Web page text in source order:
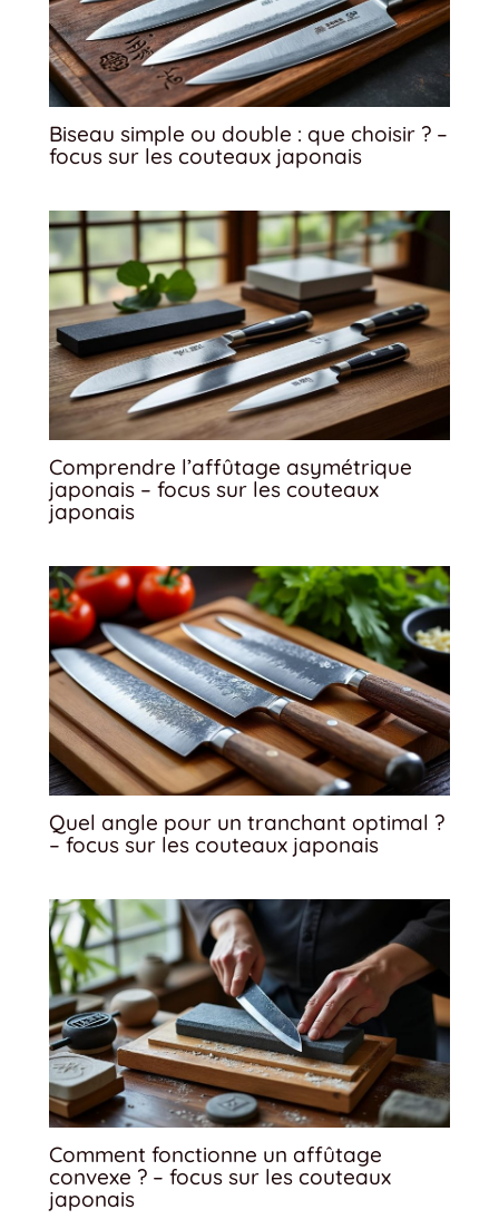
Biseau simple ou double : que choisir ? –
focus sur les couteaux japonais
Comprendre l’affûtage asymétrique
japonais – focus sur les couteaux
japonais
Quel angle pour un tranchant optimal ?
– focus sur les couteaux japonais
Comment fonctionne un affûtage
convexe ? – focus sur les couteaux
japonais